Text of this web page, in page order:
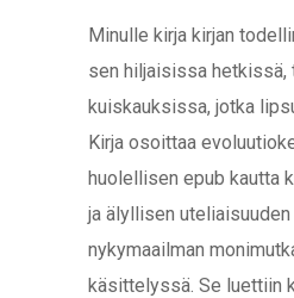
Minulle kirja kirjan
sen hiljaisissa hetkissä,
kuiskauksissa, jotka
Kirja osoittaa
huolellisen epub kautta
ja älyllisen
nykymaailman
käsittelyssä. Se luettiin